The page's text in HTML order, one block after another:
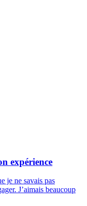
expérience
je ne savais pas
J’aimais beaucoup